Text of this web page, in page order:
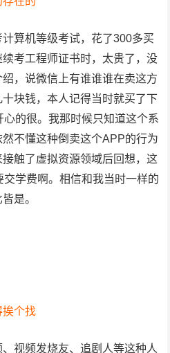
算机等级考试，花了300多买
考工程师证书时，太贵了，没
，说微信上有谁谁谁在卖这方
块钱，本人记得当时就买了下
的很。我那时候只知道这个系
不懂这种倒卖这个APP的行为
触了虚拟资源领域后回想，这
学费啊。相信和我当时一样的
是。
挨个找
视频发烧友、追剧人等这种人